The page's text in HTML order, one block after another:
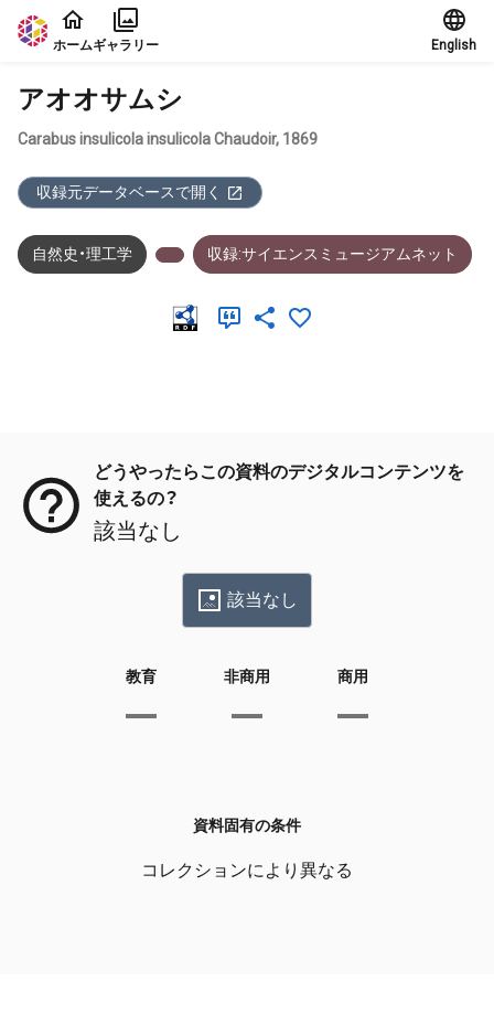
本文に飛ぶ
ホームギャラリー English
アオオサムシ
Carabus insulicola insulicola Chaudoir, 1869
収録元データベースで開く
自然史・理工学 収録:サイエンスミュージアムネット
どうやったらこの資料のデジタルコンテンツを
使えるの？
該当なし
該当なし
教育 非商用 商用
資料固有の条件
コレクションにより異なる